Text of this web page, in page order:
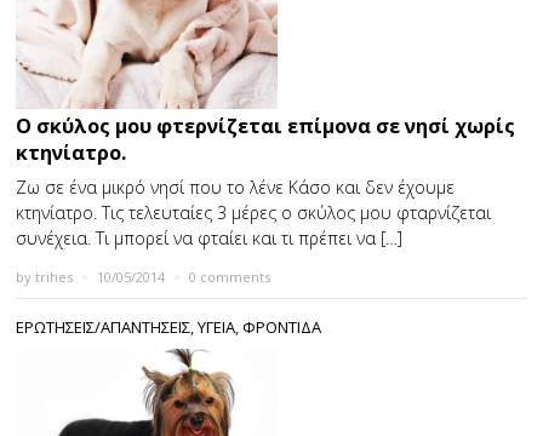
Ο σκύλος μου φτερνίζεται επίμονα σε νησί χωρίς
κτηνίατρο.
Ζω σε ένα μικρό νησί που το λένε Κάσο και δεν έχουμε
κτηνίατρο. Τις τελευταίες 3 μέρες ο σκύλος μου φταρνίζεται
συνέχεια. Τι μπορεί να φταίει και τι πρέπει να […]
bytrihes 10/05/2014 0 comments
ΕΡΩΤΗΣΕΙΣ/ΑΠΑΝΤΗΣΕΙΣ,ΥΓΕΙΑ,ΦΡΟΝΤΙΔΑ